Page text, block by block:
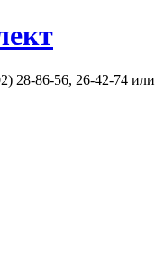
28-86-56, 26-42-74 или